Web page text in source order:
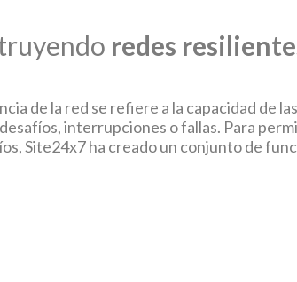
redes
de la red se refiere a la capacidad de
interrupciones o fallas. Para
Site24x7 ha creado un conjunto de